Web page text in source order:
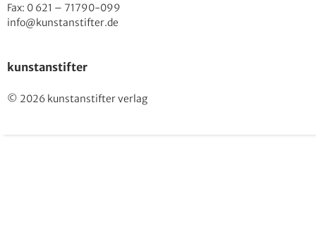
Fax: 0 621 – 71790-099
info@kunstanstifter.de
kunstanstifter
© 2026 kunstanstifter verlag